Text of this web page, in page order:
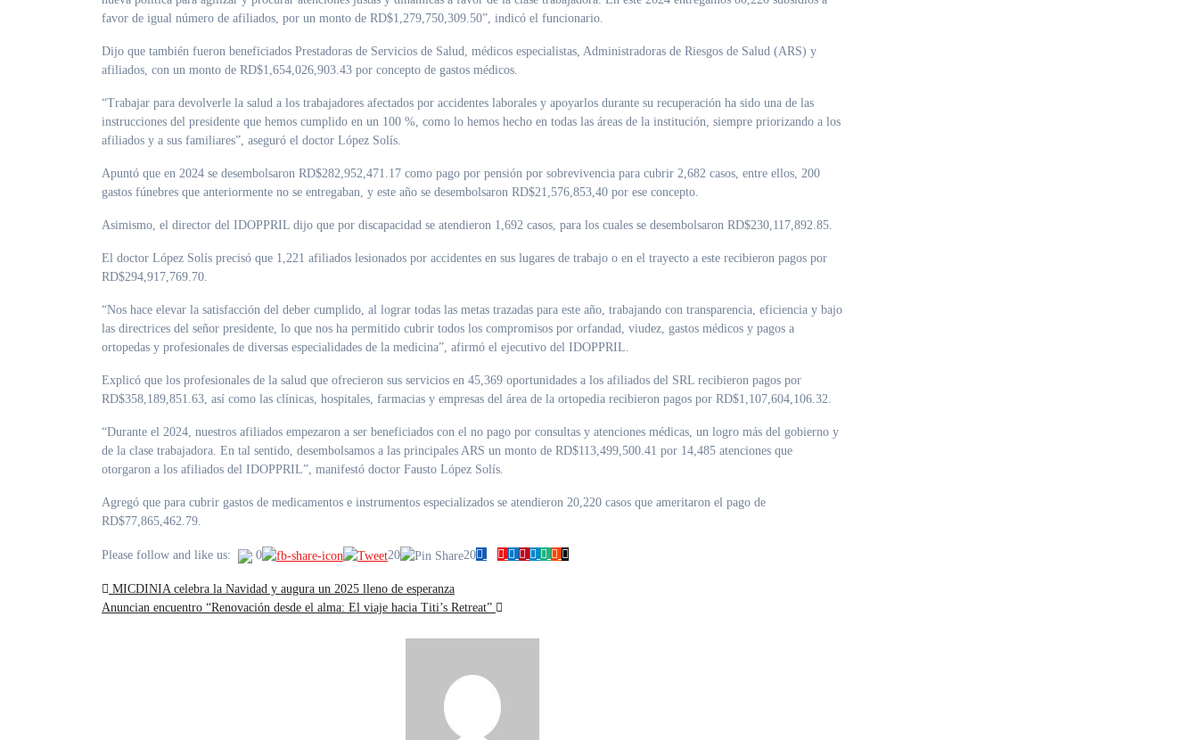
favor de igual número de afiliados, por un monto de RD$1,279,750,309.50”, indicó el funcionario.
Dijo que también fueron beneficiados Prestadoras de Servicios de Salud, médicos especialistas, Administradoras de Riesgos de Salud (ARS) y
afiliados, con un monto de RD$1,654,026,903.43 por concepto de gastos médicos.
“Trabajar para devolverle la salud a los trabajadores afectados por accidentes laborales y apoyarlos durante su recuperación ha sido una de las
instrucciones del presidente que hemos cumplido en un 100 %, como lo hemos hecho en todas las áreas de la institución, siempre priorizando a los
afiliados y a sus familiares”, aseguró el doctor López Solís.
Apuntó que en 2024 se desembolsaron RD$282,952,471.17 como pago por pensión por sobrevivencia para cubrir 2,682 casos, entre ellos, 200
gastos fúnebres que anteriormente no se entregaban, y este año se desembolsaron RD$21,576,853,40 por ese concepto.
Asimismo, el director del IDOPPRIL dijo que por discapacidad se atendieron 1,692 casos, para los cuales se desembolsaron RD$230,117,892.85.
El doctor López Solís precisó que 1,221 afiliados lesionados por accidentes en sus lugares de trabajo o en el trayecto a este recibieron pagos por
RD$294,917,769.70.
“Nos hace elevar la satisfacción del deber cumplido, al lograr todas las metas trazadas para este año, trabajando con transparencia, eficiencia y bajo
las directrices del señor presidente, lo que nos ha permitido cubrir todos los compromisos por orfandad, viudez, gastos médicos y pagos a
ortopedas y profesionales de diversas especialidades de la medicina”, afirmó el ejecutivo del IDOPPRIL.
Explicó que los profesionales de la salud que ofrecieron sus servicios en 45,369 oportunidades a los afiliados del SRL recibieron pagos por
RD$358,189,851.63, así como las clínicas, hospitales, farmacias y empresas del área de la ortopedia recibieron pagos por RD$1,107,604,106.32.
“Durante el 2024, nuestros afiliados empezaron a ser beneficiados con el no pago por consultas y atenciones médicas, un logro más del gobierno y
de la clase trabajadora. En tal sentido, desembolsamos a las principales ARS un monto de RD$113,499,500.41 por 14,485 atenciones que
otorgaron a los afiliados del IDOPPRIL”, manifestó doctor Fausto López Solís.
Agregó que para cubrir gastos de medicamentos e instrumentos especializados se atendieron 20,220 casos que ameritaron el pago de
RD$77,865,462.79.
Please follow and like us: 0 20 20
Navegación
MICDINIA celebra la Navidad y augura un 2025 lleno de esperanza
Anuncian encuentro “Renovación desde el alma: El viaje hacia Titi’s Retreat”